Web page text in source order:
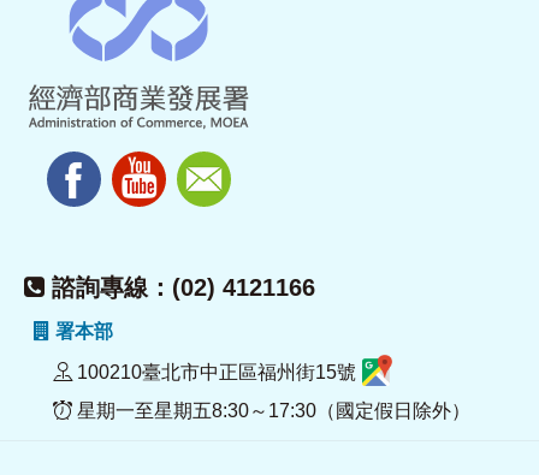
諮詢專線：(02) 4121166
署本部
100210臺北市中正區福州街15號
星期一至星期五8:30～17:30（國定假日除外）